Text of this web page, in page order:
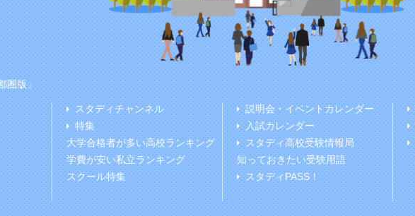
圏版」
スタディチャンネル
特集
大学合格者が多い高校ランキング
学費が安い私立ランキング
スクール特集
説明会・イベントカレンダー
入試カレンダー
スタディ高校受験情報局
知っておきたい受験用語
スタディPASS！